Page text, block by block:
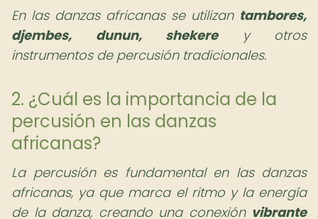
En las danzas africanas se utilizan tambores,
djembes, dunun, shekerey otros
instrumentos de percusión tradicionales.
2. ¿Cuál es la importancia de la
percusión en las danzas
africanas?
La percusión es fundamental en las danzas
africanas, ya que marca el ritmo y la energía
de la danza, creando una conexión vibrante